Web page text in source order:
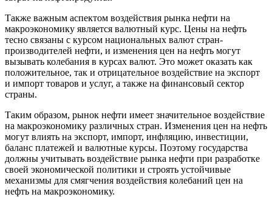
Также важным аспектом воздействия рынка нефти на
макроэкономику является валютный курс. Цены на нефть
тесно связаны с курсом национальных валют стран-
производителей нефти, и изменения цен на нефть могут
вызывать колебания в курсах валют. Это может оказать как
положительное, так и отрицательное воздействие на экспорт
и импорт товаров и услуг, а также на финансовый сектор
страны.
Таким образом, рынок нефти имеет значительное воздействие
на макроэкономику различных стран. Изменения цен на нефть
могут влиять на экспорт, импорт, инфляцию, инвестиции,
баланс платежей и валютные курсы. Поэтому государства
должны учитывать воздействие рынка нефти при разработке
своей экономической политики и строять устойчивые
механизмы для смягчения воздействия колебаний цен на
нефть на макроэкономику.